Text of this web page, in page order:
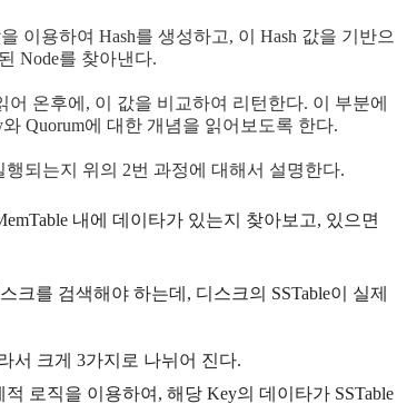
이용하여 Hash를 생성하고, 이 Hash 값을 기반으
Node를 찾아낸다.
온후에, 이 값을 비교하여 리턴한다. 이 부분에
와 Quorum에 대한 개념을 읽어보도록 한다.
되는지 위의 2번 과정에 대해서 설명한다.
내에 데이타가 있는지 찾아보고, 있으면
크를 검색해야 하는데, 디스크의 SSTable이 실제
서 크게 3가지로 나뉘어 진다.
적 로직을 이용하여, 해당 Key의 데이타가 SSTable